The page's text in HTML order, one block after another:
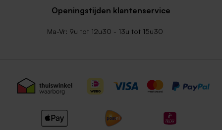
Lila envelop
Envelop metallic goud met
Openingstijden klantenservice
Ma-Vr: 9u tot 12u30 - 13u tot 15u30